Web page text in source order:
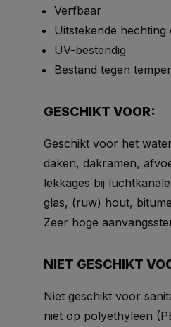
Verfbaar
Uitstekende
UV-bestendig
Bestand tegen
GESCHIKT VOOR:
Geschikt voor het
daken, dakramen,
lekkages bij
glas, (ruw) hout,
Zeer hoge
NIET GESCHIKT
Niet geschikt voor
niet op polyethyleen